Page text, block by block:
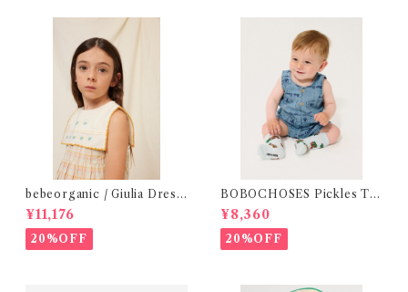
bebeorganic / Giulia Dress
Lagoon Check (2-6y)
¥11,176
20%OFF
BOBOCHOSES Pickles Th
e Dog all over denim plays
uit /9-24m
¥8,360
20%OFF